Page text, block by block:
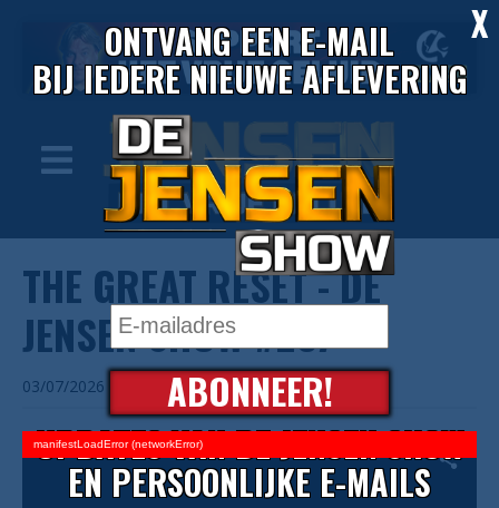
THE GREAT RESET - DE
JENSEN SHOW #257
03/07/2026
manifestLoadError (networkError)
X
ONTVANG EEN E-MAIL
BIJ IEDERE NIEUWE AFLEVERING
ABONNEER!
UPDATES VAN DE JENSEN SHOW
EN PERSOONLIJKE E-MAILS